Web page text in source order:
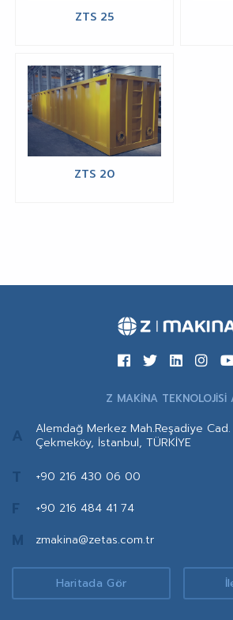
ZTS 25
ZTS 20
Z MAKİNA TEKNOLOJİSİ
A
Alemdağ Merkez Mah.Reşadiye
Çekmeköy, İstanbul, TÜRKİYE
T +90 216 430 06 00
F +90 216 484 41 74
M zmakina@zetas.com.tr
Haritada Gör